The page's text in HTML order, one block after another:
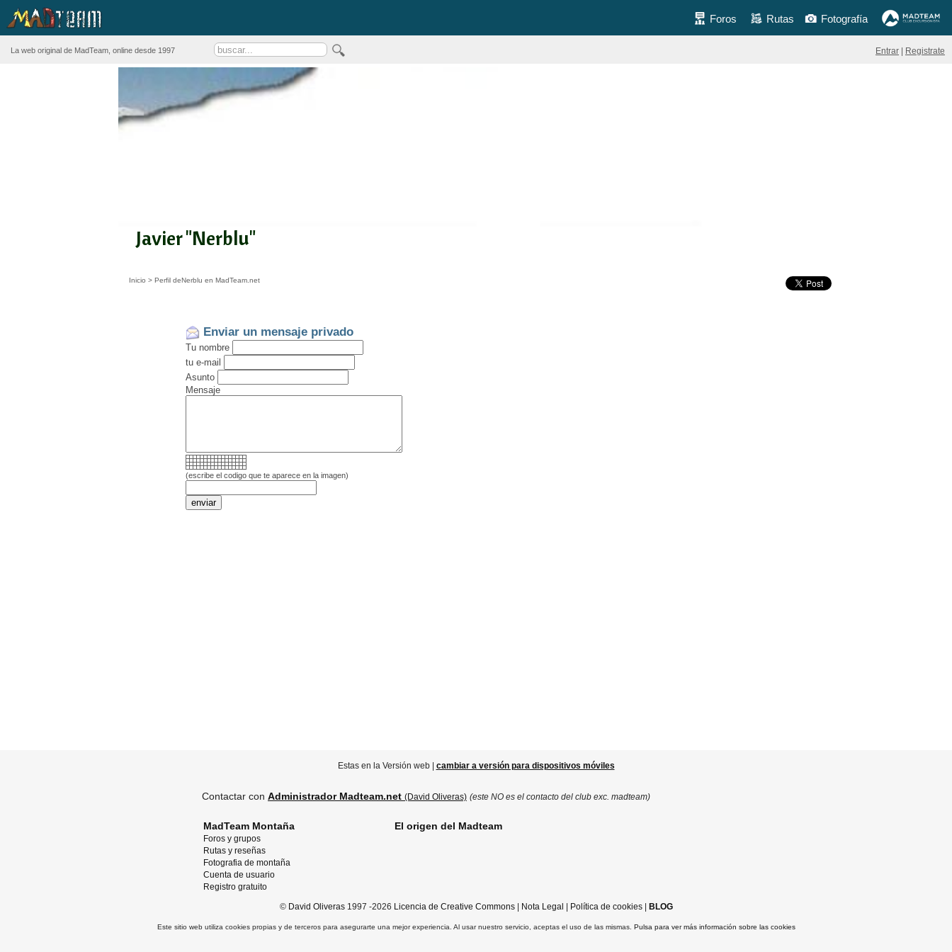
Foros Rutas Fotografía
La web original de MadTeam, online desde 1997 Entrar Registrate
Javier "Nerblu"
Inicio > Perfil deNerblu en MadTeam.net
Enviar un mensaje privado
Tu nombre
tu e-mail
Asunto
Mensaje
(escribe el codigo que te aparece en la imagen)
Estas en la Versión web | cambiar a versión para dispositivos móviles
Contactar con Administrador Madteam.net (David Oliveras) (este NO es el contacto del club exc. madteam)
MadTeam Montaña
Foros y grupos
Rutas y reseñas
Fotografia de montaña
Cuenta de usuario
Registro gratuito
El origen del Madteam
© David Oliveras1997 -2026 Licencia de Creative Commons| Nota Legal Política de cookies| BLOG
Este sitio web utiliza cookies propias y de terceros para asegurarte una mejor experiencia. Al usar nuestro servicio, aceptas el uso de las mismas. Pulsa para ver más información sobre las cookies